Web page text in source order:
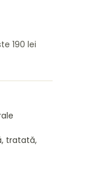
190 lei
tratată,